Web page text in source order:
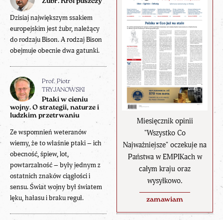
Miesięcznik opinii
"Wszystko Co
Najważniejsze" oczekuje na
Państwa w EMPIKach w
całym kraju oraz
wysyłkowo.
zamawiam
Dzisiaj największym ssakiem
europejskim jest żubr, należący
do rodzaju Bison. A rodzaj Bison
obejmuje obecnie dwa gatunki.
Prof. Piotr
TRYJANOWSKI
Ptaki w cieniu
wojny. O strategii, naturze i
ludzkim przetrwaniu
Ze wspomnień weteranów
wiemy, że to właśnie ptaki – ich
obecność, śpiew, lot,
powtarzalność – były jednym z
ostatnich znaków ciągłości i
sensu. Świat wojny był światem
lęku, hałasu i braku reguł.